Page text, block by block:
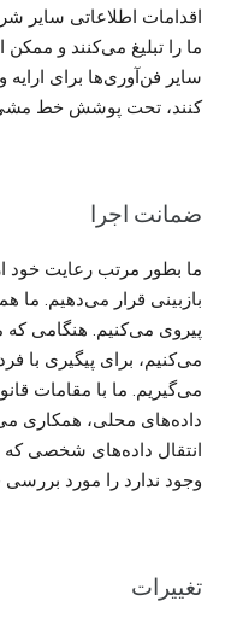
اقدامات اطلاعاتی سایر
ما را تبلیغ می‌کنند و
سایر فن‌آوری‌ها برای
کنند، تحت پوشش خط مشی
ضمانت اجرا
ما بطور مرتب رعایت خود
بازبینی قرار می‌دهیم. ما
پیروی می‌کنیم. هنگامی
می‌کنیم، برای پیگیری
می‌گیریم. ما با مقامات
داده‌های محلی، همکاری
انتقال داده‌های شخصی که
وجود ندارد را مورد بررسی
تغییرات